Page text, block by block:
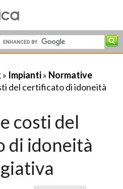
» Impianti» Normative
del certificato di idoneità
costi del
di idoneità